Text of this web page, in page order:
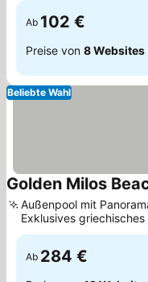
Ab 102 €
Preise von 8 Websites
Beliebte Wahl
Golden Milos
Außenpool mit
Exklusives griechisches
Thalassa
Ab 284 €